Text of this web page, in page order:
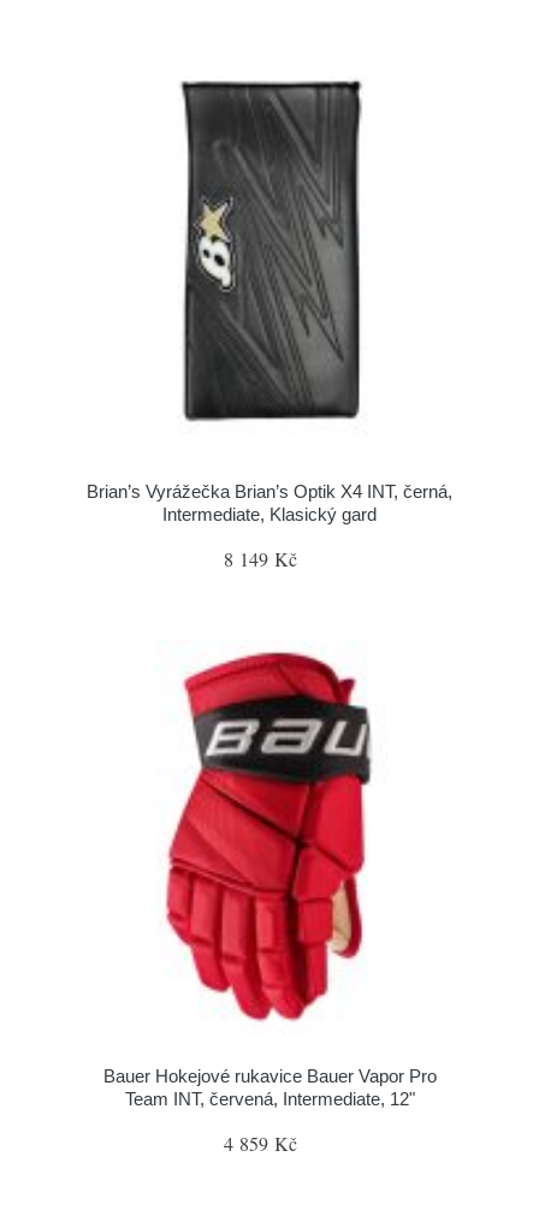
Brian’s Vyrážečka Brian’s Optik X4 INT, černá,
Intermediate, Klasický gard
8 149 Kč
Bauer Hokejové rukavice Bauer Vapor Pro
Team INT, červená, Intermediate, 12"
4 859 Kč